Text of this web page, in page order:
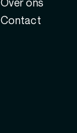
Contact